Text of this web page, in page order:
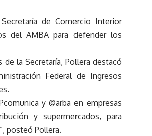
de Comercio Interior
del AMBA para defender los
la Secretaría, Pollera destacó
Federal de Ingresos
y @arba en empresas
y supermercados, para
posteó Pollera.